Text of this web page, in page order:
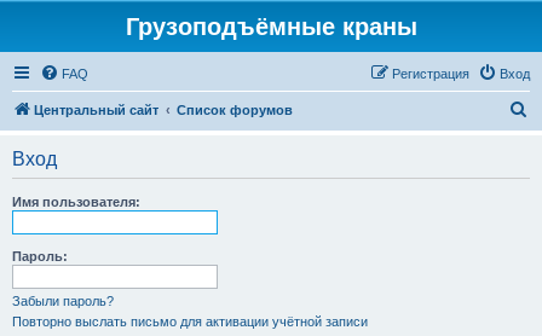
Грузоподъёмные краны
FAQ Вход
Регистрация
Центральный сайт Список форумов
Вход
Имя пользователя:
Пароль:
Забыли пароль?
Повторно выслать письмо для активации учётной записи